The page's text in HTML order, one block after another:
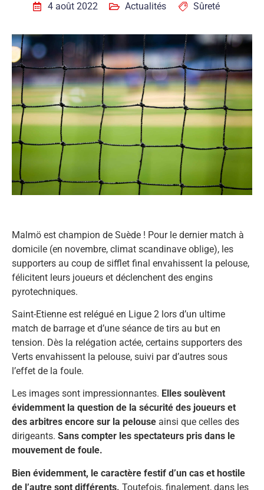
4 août 2022 Actualités Sûreté
Malmö est champion de Suède ! Pour le dernier match à
domicile (en novembre, climat scandinave oblige), les
supporters au coup de sifflet final envahissent la pelouse,
félicitent leurs joueurs et déclenchent des engins
pyrotechniques.
Saint-Etienne est relégué en Ligue 2 lors d’un ultime
match de barrage et d’une séance de tirs au but en
tension. Dès la relégation actée, certains supporters des
Verts envahissent la pelouse, suivi par d’autres sous
l’effet de la foule.
Les images sont impressionnantes. Elles soulèvent
évidemment la question de la sécurité des joueurs et
des arbitres encore sur la pelouse ainsi que celles des
dirigeants. Sans compter les spectateurs pris dans le
mouvement de foule.
Bien évidemment, le caractère festif d’un cas et hostile
de l’autre sont différents. Toutefois, finalement, dans les